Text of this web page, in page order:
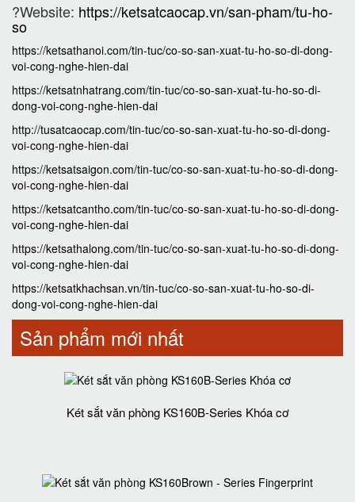
?Website: https://ketsatcaocap.vn/san-pham/tu-ho-
so
https://ketsathanoi.com/tin-tuc/co-so-san-xuat-tu-ho-so-di-dong-
voi-cong-nghe-hien-dai
https://ketsatnhatrang.com/tin-tuc/co-so-san-xuat-tu-ho-so-di-
dong-voi-cong-nghe-hien-dai
http://tusatcaocap.com/tin-tuc/co-so-san-xuat-tu-ho-so-di-dong-
voi-cong-nghe-hien-dai
https://ketsatsaigon.com/tin-tuc/co-so-san-xuat-tu-ho-so-di-dong-
voi-cong-nghe-hien-dai
https://ketsatcantho.com/tin-tuc/co-so-san-xuat-tu-ho-so-di-dong-
voi-cong-nghe-hien-dai
https://ketsathalong.com/tin-tuc/co-so-san-xuat-tu-ho-so-di-dong-
voi-cong-nghe-hien-dai
https://ketsatkhachsan.vn/tin-tuc/co-so-san-xuat-tu-ho-so-di-
dong-voi-cong-nghe-hien-dai
Sản phẩm mới nhất
Két sắt văn phòng KS160B-Series Khóa cơ